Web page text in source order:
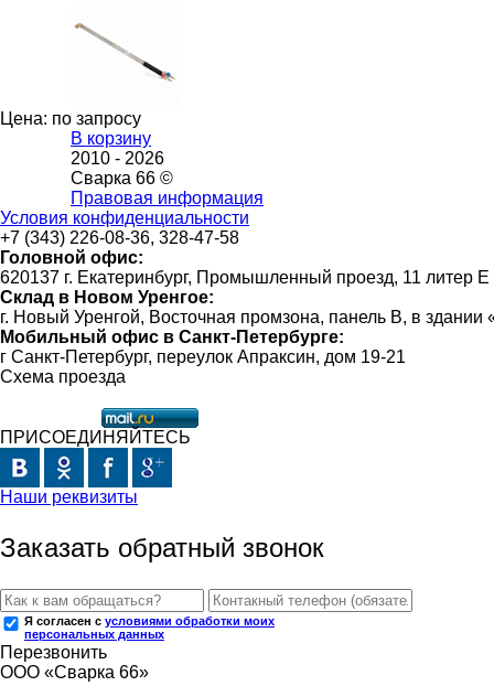
Цена: по запросу
В корзину
2010 - 2026
Сварка 66 ©
Правовая информация
Условия конфиденциальности
+7 (343) 226-08-36, 328-47-58
Головной офис:
620137 г. Екатеринбург, Промышленный проезд, 11 литер Е
Склад в Новом Уренгое:
г. Новый Уренгой, Восточная промзона, панель В, в
Мобильный офис в Санкт-Петербурге:
г Санкт-Петербург, переулок Апраксин, дом 19-21
Схема проезда
ПРИСОЕДИНЯЙТЕСЬ
Наши реквизиты
Заказать обратный звонок
Я согласен с условиями обработки моих
персональных данных
Перезвонить
ООО «Сварка 66»